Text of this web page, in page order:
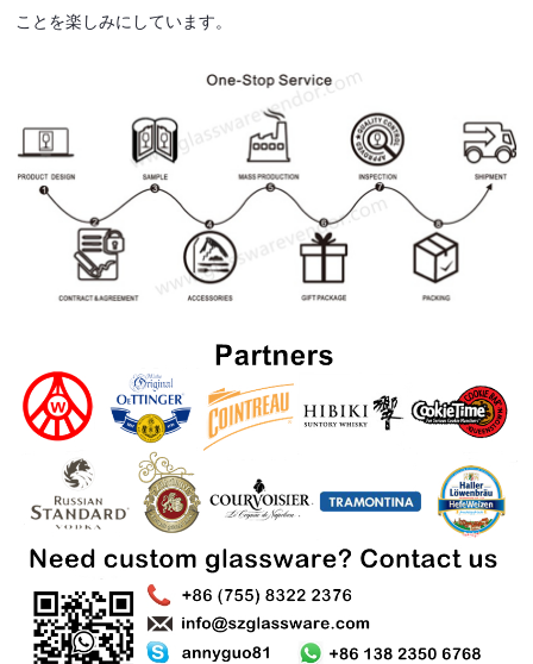
ことを楽しみにしています。